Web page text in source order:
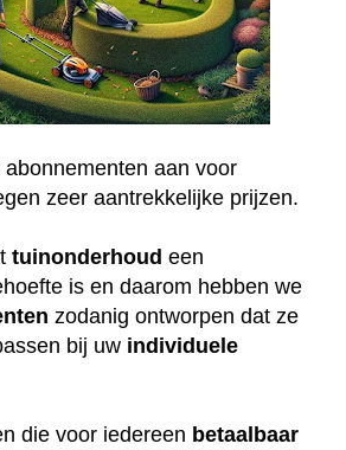
aan voor
zeer aantrekkelijke prijzen.
tuinonderhoud een
is en daarom hebben we
zodanig ontworpen dat ze
bij uw individuele
die voor iedereen betaalbaar